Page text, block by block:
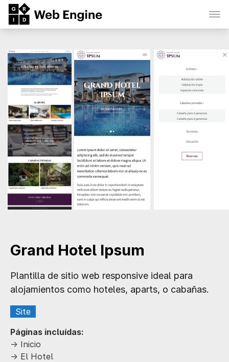
Grand Hotel Ipsum
Plantilla de sitio web responsive ideal para
alojamientos como hoteles, aparts, o cabañas.
Site
Páginas incluídas:
-> Inicio
-> El Hotel